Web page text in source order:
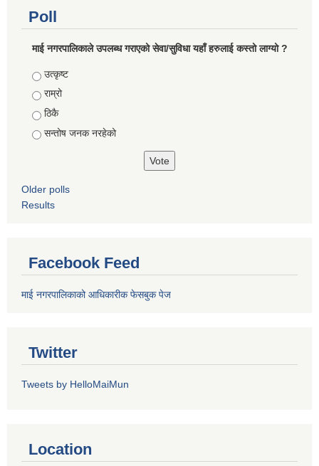
Poll
माई नगरपालिकाले उपलब्ध गराएको सेवा/सुविधा यहाँ हरुलाई कस्तो लाग्यो ?
Choices
उत्कृष्ट
राम्रो
ठिकै
सन्तोष जनक नरहेको
Older polls
Results
Facebook Feed
माई नगरपालिकाको आधिकारीक फेसबुक पेज
Twitter
Tweets by HelloMaiMun
Location